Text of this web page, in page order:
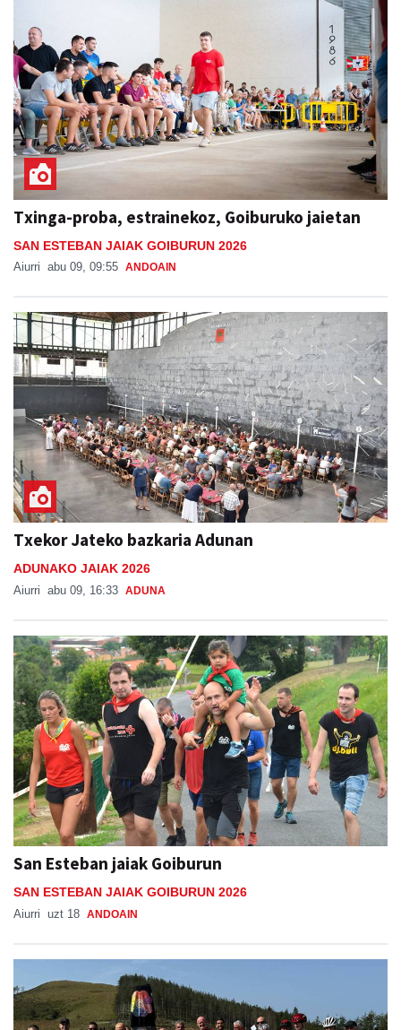
Txinga-proba, estrainekoz, Goiburuko jaietan
SAN ESTEBAN JAIAK GOIBURUN 2026
Aiurri abu 09, 09:55 ANDOAIN
Txekor Jateko bazkaria Adunan
ADUNAKO JAIAK 2026
Aiurri abu 09, 16:33 ADUNA
San Esteban jaiak Goiburun
SAN ESTEBAN JAIAK GOIBURUN 2026
Aiurri uzt 18 ANDOAIN